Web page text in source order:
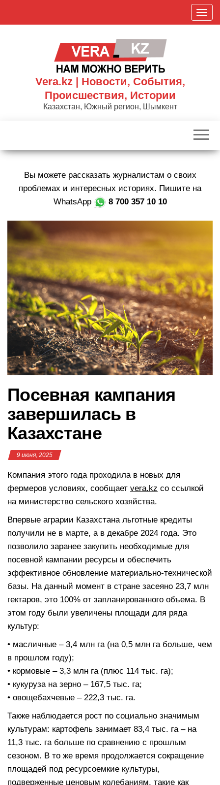
П
о
к
р
ц
и
ю
Vera.kz | Новости, События,
Происшествия, Истории
Казахстан, Южный регион, Шымкент
Вы можете рассказать журналистам о своих
проблемах и интересных историях. Пишите на
WhatsApp
8 700 357 10 10
Посевная кампания
завершилась в
Казахстане
9 июня, 2025
Компания этого года проходила в новых для
фермеров условиях, сообщает vera.kz со ссылкой
на министерство сельского хозяйства.
Впервые аграрии Казахстана льготные кредиты
получили не в марте, а в декабре 2024 года. Это
позволило заранее закупить необходимые для
посевной кампании ресурсы и обеспечить
эффективное обновление материально-технической
базы. На данный момент в стране засеяно 23,7 млн
гектаров, это 100% от запланированного объема. В
этом году были увеличены площади для ряда
культур:
• масличные – 3,4 млн га (на 0,5 млн га больше, чем
в прошлом году);
• кормовые – 3,3 млн га (плюс 114 тыс. га);
• кукуруза на зерно – 167,5 тыс. га;
• овощебахчевые – 222,3 тыс. га.
Также наблюдается рост по социально значимым
культурам: картофель занимает 83,4 тыс. га – на
11,3 тыс. га больше по сравнению с прошлым
сезоном. В то же время продолжается сокращение
площадей под ресурсоемкие культуры,
подверженные ценовым колебаниям, такие как